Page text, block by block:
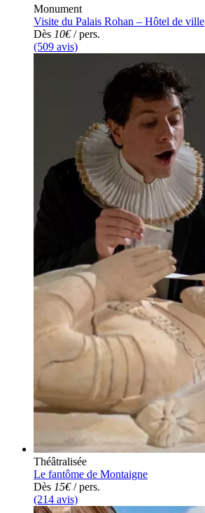
Monument
Visite du Palais Rohan – Hôtel de ville
Dès 10€/ pers.
(509 avis)
Théâtralisée
Le fantôme de Montaigne
Dès 15€/ pers.
(214 avis)